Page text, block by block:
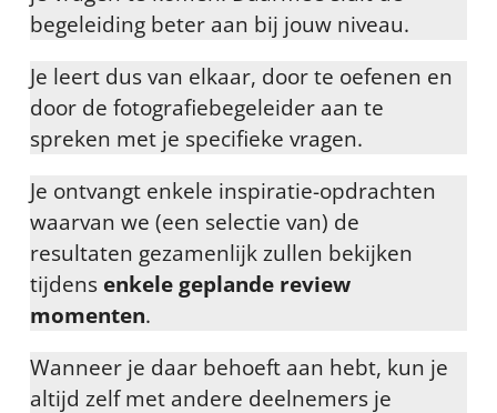
begeleiding beter aan bij jouw niveau.
Je leert dus van elkaar, door te oefenen en
door de fotografiebegeleider aan te
spreken met je specifieke vragen.
Je ontvangt enkele inspiratie-opdrachten
waarvan we (een selectie van) de
resultaten gezamenlijk zullen bekijken
tijdens enkele geplande review
momenten.
Wanneer je daar behoeft aan hebt, kun je
altijd zelf met andere deelnemers je